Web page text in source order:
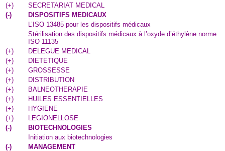
(+)
SECRETARIAT MEDICAL
(-)
DISPOSITIFS MEDICAUX
L’ISO 13485 pour les dispositifs médicaux
Stérilisation des dispositifs médicaux à l’oxyde d’éthylène norme
ISO 11135
(+)
DELEGUE MEDICAL
(+)
DIETETIQUE
(+)
GROSSESSE
(+)
DISTRIBUTION
(+)
BALNEOTHERAPIE
(+)
HUILES ESSENTIELLES
(+)
HYGIENE
(+)
LEGIONELLOSE
(-)
BIOTECHNOLOGIES
Initiation aux biotechnologies
(-)
MANAGEMENT